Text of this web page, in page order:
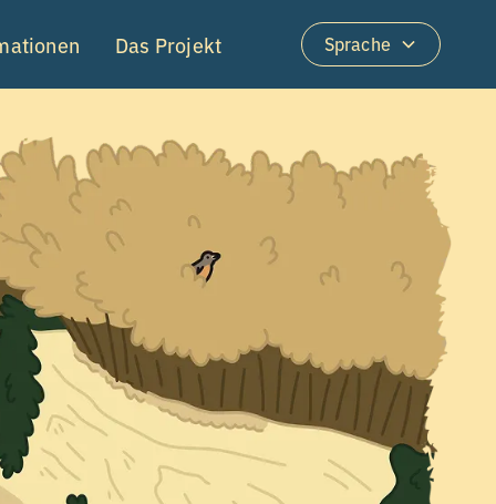
Das Projekt Sprache